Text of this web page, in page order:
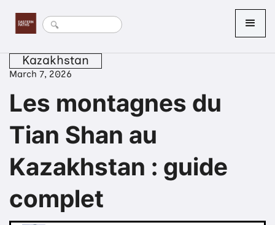
Kazakhstan
March 7, 2026
Les montagnes du
Tian Shan au
Kazakhstan : guide
complet